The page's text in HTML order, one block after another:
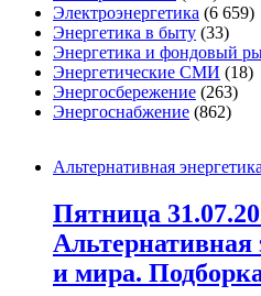
Электроэнергетика (6 659)
Энергетика в быту (33)
Энергетика и фондовый
Энергетические СМИ (18)
Энергосбережение (263)
Энергоснабжение (862)
Альтернативная энергетика
Пятница
Альтернативная
и мира.